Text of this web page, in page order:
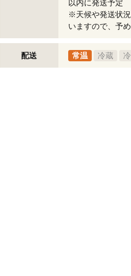
以内に発送予定
※天候や発送状
いますので、予
配送 常温 冷蔵